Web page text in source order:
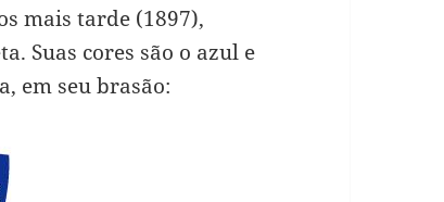
mais tarde (1897),
Suas cores são o azul e
em seu brasão: